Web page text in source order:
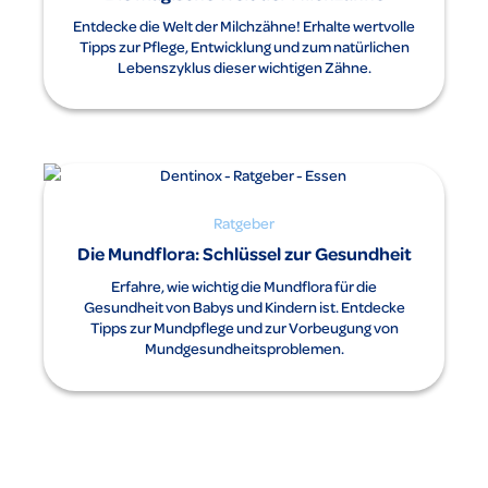
Entdecke die Welt der Milchzähne! Erhalte wertvolle
Tipps zur Pflege, Entwicklung und zum natürlichen
Lebenszyklus dieser wichtigen Zähne.
Ratgeber
Die Mundflora: Schlüssel zur Gesundheit
Erfahre, wie wichtig die Mundflora für die
Gesundheit von Babys und Kindern ist. Entdecke
Tipps zur Mundpflege und zur Vorbeugung von
Mundgesundheitsproblemen.